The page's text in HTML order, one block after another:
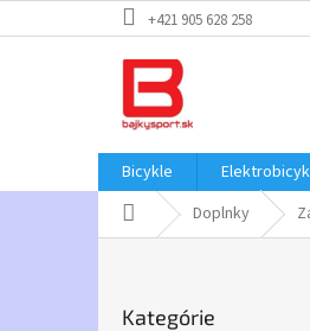
na
+421 905 628 258
Bicykle
DomovDoplnky
kategórie
Kategórie